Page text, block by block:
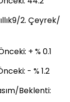
2. Çeyrek/
+ % 0.1
- % 1.2
Beklenti: